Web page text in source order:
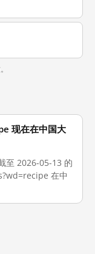
现在在中国大
至 2026-05-13 的
在中